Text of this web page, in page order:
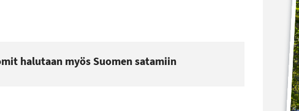
halutaan myös Suomen satamiin